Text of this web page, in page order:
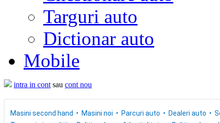
Targuri auto
Dictionar auto
Mobile
intra in cont sau cont nou
Masini second hand Masini noi Parcuri auto Dealeri auto